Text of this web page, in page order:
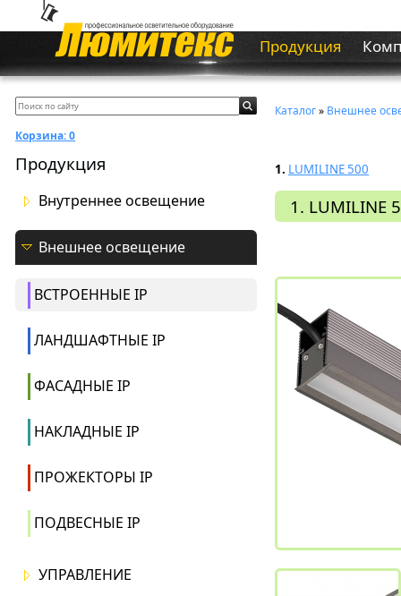
Продукция
Корзина:0
Продукция
Внутреннее освещение
Внешнее освещение
ВСТРОЕННЫЕ IP
ЛАНДШАФТНЫЕ IP
ФАСАДНЫЕ IP
НАКЛАДНЫЕ IP
ПРОЖЕКТОРЫ IP
ПОДВЕСНЫЕ IP
УПРАВЛЕНИЕ
Каталог» Внешнее
1. LUMILINE 500
1. LUMILINE